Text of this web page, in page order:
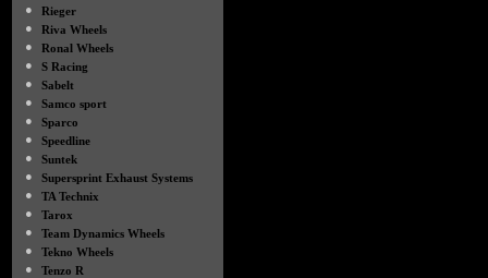
●
Rieger
●
Riva Wheels
●
Ronal Wheels
●
S Racing
●
Sabelt
●
Samco sport
●
Sparco
●
Speedline
●
Suntek
●
Supersprint Exhaust Systems
●
TA Technix
●
Tarox
●
Team Dynamics Wheels
●
Tekno Wheels
●
Tenzo R